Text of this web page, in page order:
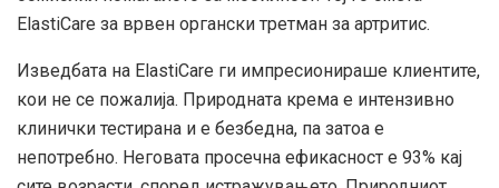
ElastiCare за врвен органски третман за артритис.
Изведбата на ElastiCare ги импресионираше клиентите,
кои не се пожалија. Природната крема е интензивно
клинички тестирана и е безбедна, па затоа е
непотребно. Неговата просечна ефикасност е 93% кај